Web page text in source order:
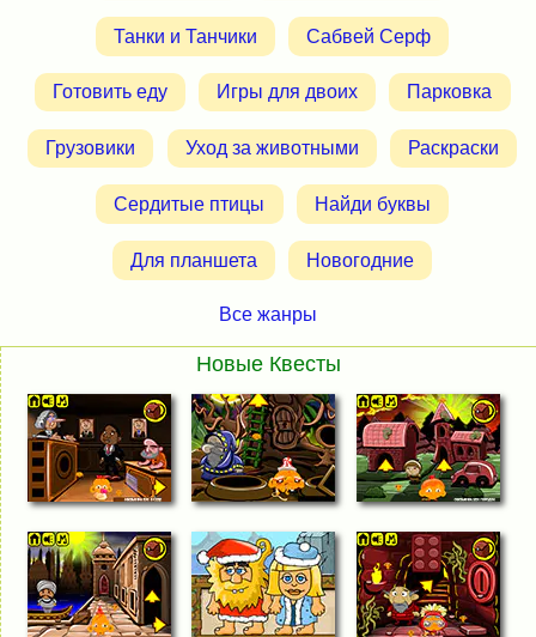
Танки и Танчики Сабвей Серф
Готовить еду Игры для двоих Парковка
Грузовики Уход за животными Раскраски
Сердитые птицы Найди буквы
Для планшета Новогодние
Все жанры
Новые Квесты